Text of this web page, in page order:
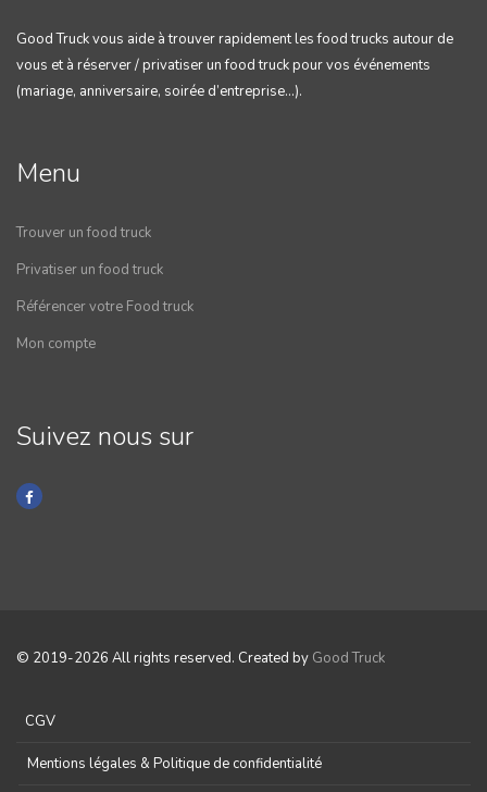
Good Truck vous aide à trouver rapidement les food trucks autour de
vous et à réserver / privatiser un food truck pour vos événements
(mariage, anniversaire, soirée d’entreprise…).
Menu
Trouver un food truck
Privatiser un food truck
Référencer votre Food truck
Mon compte
Suivez nous sur
© 2019-2026 All rights reserved. Created by Good Truck
CGV
Mentions légales & Politique de confidentialité